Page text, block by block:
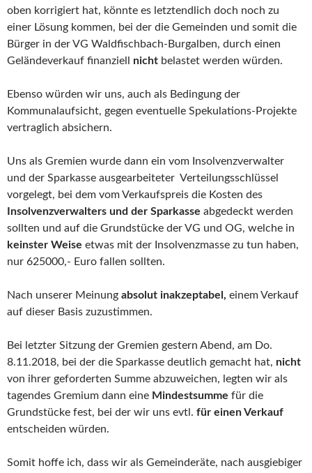
oben korrigiert hat, könnte es letztendlich doch noch zu
einer Lösung kommen, bei der die Gemeinden und somit die
Bürger in der VG Waldfischbach-Burgalben, durch einen
Geländeverkauf finanziell nicht belastet werden würden.
Ebenso würden wir uns, auch als Bedingung der
Kommunalaufsicht, gegen eventuelle Spekulations-Projekte
vertraglich absichern.
Uns als Gremien wurde dann ein vom Insolvenzverwalter
und der Sparkasse ausgearbeiteter Verteilungsschlüssel
vorgelegt, bei dem vom Verkaufspreis die Kosten des
Insolvenzverwalters und der Sparkasse abgedeckt werden
sollten und auf die Grundstücke der VG und OG, welche in
keinster Weise etwas mit der Insolvenzmasse zu tun haben,
nur 625000,- Euro fallen sollten.
Nach unserer Meinung absolut inakzeptabel, einem Verkauf
auf dieser Basis zuzustimmen.
Bei letzter Sitzung der Gremien gestern Abend, am Do.
8.11.2018, bei der die Sparkasse deutlich gemacht hat, nicht
von ihrer geforderten Summe abzuweichen, legten wir als
tagendes Gremium dann eine Mindestsumme für die
Grundstücke fest, bei der wir uns evtl. für einen Verkauf
entscheiden würden.
Somit hoffe ich, dass wir als Gemeinderäte, nach ausgiebiger